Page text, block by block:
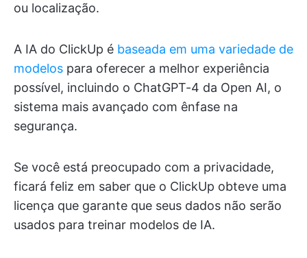
ou localização.
A IA do ClickUp é baseada em uma variedade de
modelos para oferecer a melhor experiência
possível, incluindo o ChatGPT-4 da Open AI, o
sistema mais avançado com ênfase na
segurança.
Se você está preocupado com a privacidade,
ficará feliz em saber que o ClickUp obteve uma
licença que garante que seus dados não serão
usados para treinar modelos de IA.